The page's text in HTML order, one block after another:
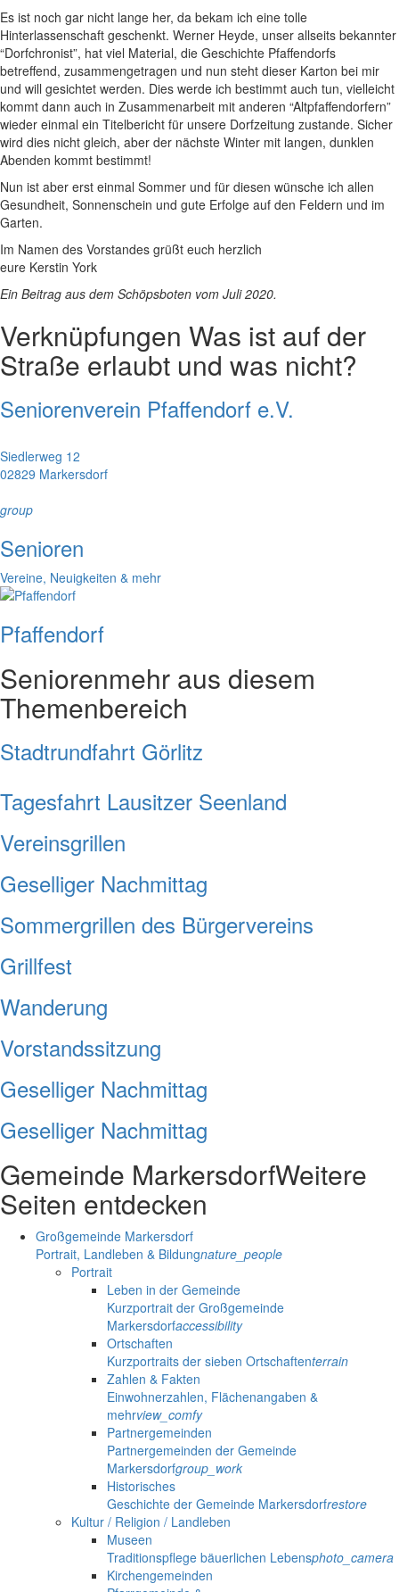
Es ist noch gar nicht lange her, da bekam ich eine tolle
Hinterlassenschaft geschenkt. Werner Heyde, unser allseits bekannter
“Dorfchronist”, hat viel Material, die Geschichte Pfaffendorfs
betreffend, zusammengetragen und nun steht dieser Karton bei mir
und will gesichtet werden. Dies werde ich bestimmt auch tun, vielleicht
kommt dann auch in Zusammenarbeit mit anderen “Altpfaffendorfern”
wieder einmal ein Titelbericht für unsere Dorfzeitung zustande. Sicher
wird dies nicht gleich, aber der nächste Winter mit langen, dunklen
Abenden kommt bestimmt!
Nun ist aber erst einmal Sommer und für diesen wünsche ich allen
Gesundheit, Sonnenschein und gute Erfolge auf den Feldern und im
Garten.
Im Namen des Vorstandes grüßt euch herzlich
eure Kerstin York
Ein Beitrag aus dem Schöpsboten vom Juli 2020.
Verknüpfungen Was ist auf der
Straße erlaubt und was nicht?
Seniorenverein Pfaffendorf e.V.
Siedlerweg 12
02829 Markersdorf
group
Senioren
Vereine, Neuigkeiten & mehr
Pfaffendorf
Seniorenmehr aus diesem
Themenbereich
Stadtrundfahrt Görlitz
Tagesfahrt Lausitzer Seenland
Vereinsgrillen
Geselliger Nachmittag
Sommergrillen des Bürgervereins
Grillfest
Wanderung
Vorstandssitzung
Geselliger Nachmittag
Geselliger Nachmittag
Gemeinde MarkersdorfWeitere
Seiten entdecken
Großgemeinde Markersdorf
Portrait, Landleben & Bildungnature_people
Portrait
Leben in der Gemeinde
Kurzportrait der Großgemeinde
Markersdorfaccessibility
Ortschaften
Kurzportraits der sieben Ortschaftenterrain
Zahlen & Fakten
Einwohnerzahlen, Flächenangaben &
mehrview_comfy
Partnergemeinden
Partnergemeinden der Gemeinde
Markersdorfgroup_work
Historisches
Geschichte der Gemeinde Markersdorfrestore
Kultur / Religion / Landleben
Museen
Traditionspflege bäuerlichen Lebensphoto_camera
Kirchengemeinden